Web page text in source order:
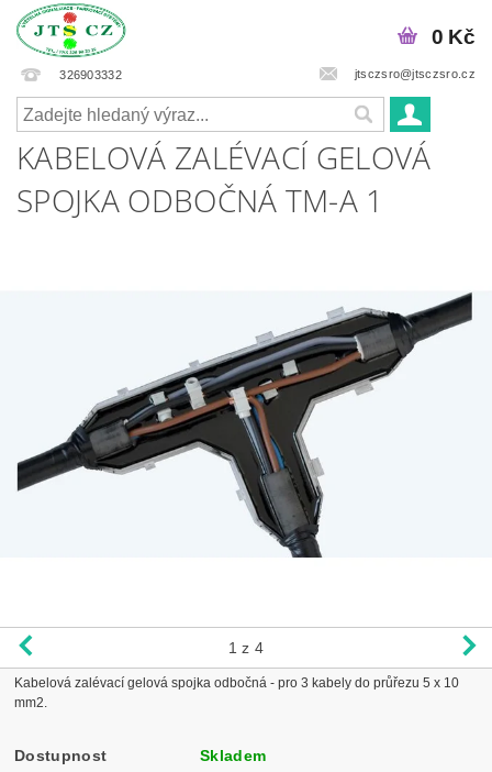
326903332 jtsczsro@jtsczsro.cz
0 Kč
KABELOVÁ ZALÉVACÍ GELOVÁ
SPOJKA ODBOČNÁ TM-A 1
1 z 4
Kabelová zalévací gelová spojka odbočná - pro 3 kabely do průřezu 5 x 10
mm2.
Dostupnost Skladem